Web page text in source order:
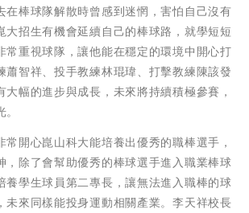
在棒球隊解散時曾感到迷惘，害怕自己沒有
大招生有機會延續自己的棒球路，就學短短
常重視球隊，讓他能在穩定的環境中開心打
蕭智祥、投手教練林琨瑋、打擊教練陳該發
大幅的進步與成長，未來將持續積極參賽，
開心崑山科大能培養出優秀的職棒選手，
，除了會幫助優秀的棒球選手進入職業棒球
養學生球員第二專長，讓無法進入職棒的球
未來同樣能投身運動相關產業。李天祥校長